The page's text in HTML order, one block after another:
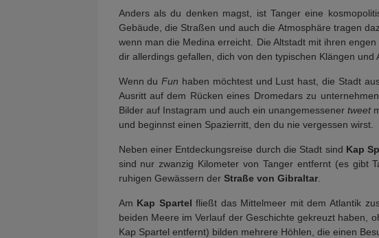
Anders als du denken magst, ist Tanger eine
Gebäude, die Straßen und auch die Atmosphäre tragen
wenn man die Medina erreicht. Die Altstadt mit ihren
dir allerdings gefallen, dich von den typischen Klängen
Wenn duFun haben möchtest und Lust hast, die Stadt
Ausritt auf dem Rücken eines Dromedars zu
Bilder auf Instagram und auch ein unangemessenertweet
und beginnst einen Spazierritt, den du nie vergessen wirst.
Neben einer Entdeckungsreise durch die Stadt sind Kap
sind nur zwanzig Kilometer von Tanger entfernt (es gibt
ruhigen Gewässern der Straße von Gibraltar.
Am Kap Spartel fließt das Mittelmeer mit dem Atlantik
beiden Meere im Verlauf der Geschichte gekreuzt haben,
Kap Spartel entfernt) bilden mehrere Höhlen, die einen